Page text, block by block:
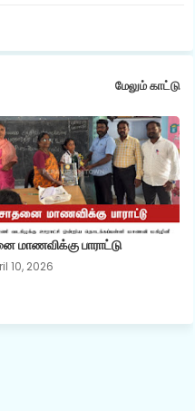
மேலும் காட்டு
மாணவிக்கு பாராட்டு
10, 2026